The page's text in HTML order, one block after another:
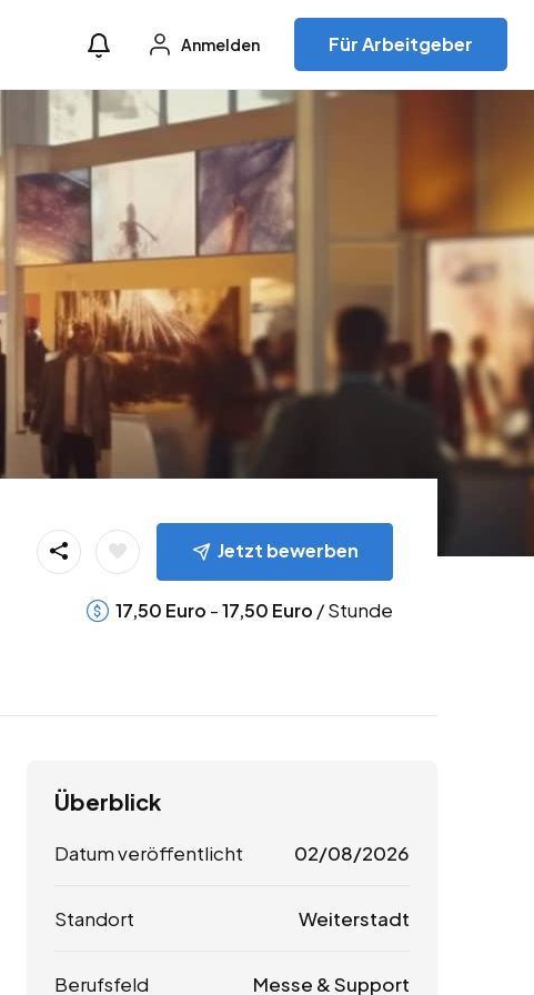
Anmelden Für Arbeitgeber
Jetzt bewerben
17,50 Euro -17,50 Euro / Stunde
Überblick
Datum veröffentlicht 02/08/2026
Standort Weiterstadt
Berufsfeld Messe & Support